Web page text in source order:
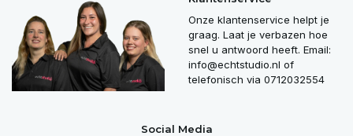
Onze klantenservice helpt je
graag. Laat je verbazen hoe
snel u antwoord heeft. Email:
info@echtstudio.nl of
telefonisch via 0712032554
Social Media